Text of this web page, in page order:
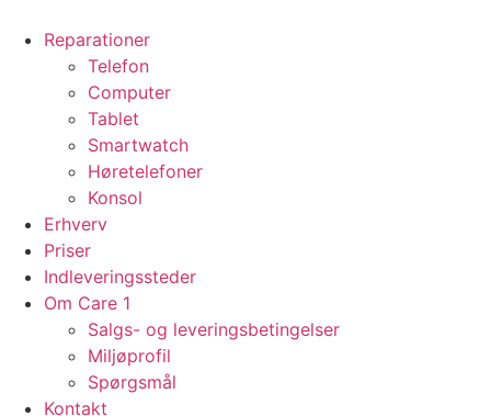
Reparationer
Telefon
Computer
Tablet
Smartwatch
Høretelefoner
Konsol
Erhverv
Priser
Indleveringssteder
Om Care 1
Salgs- og leveringsbetingelser
Miljøprofil
Spørgsmål
Kontakt